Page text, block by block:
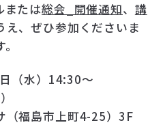
または総会_開催通知、 講
え、ぜひ参加くださいま
（水）14:30～
（福島市上町4-25）3F